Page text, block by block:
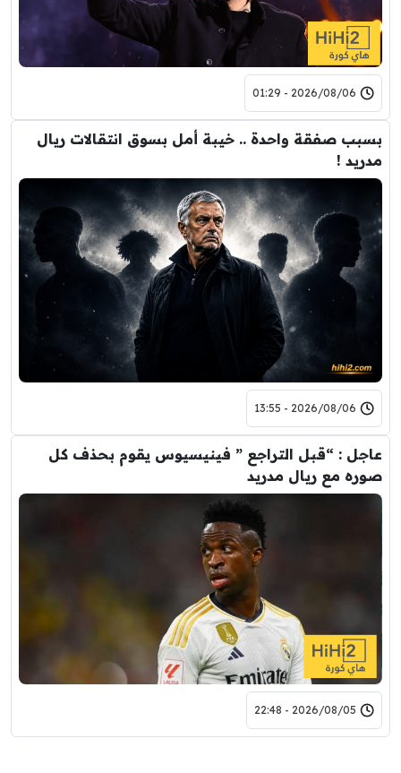
2026/08/06 - 01:29
بسبب صفقة واحدة .. خيبة أمل بسوق انتقالات ريال
مدريد !
2026/08/06 - 13:55
عاجل : “قبل التراجع ” فينيسيوس يقوم بحذف كل
صوره مع ريال مدريد
2026/08/05 - 22:48